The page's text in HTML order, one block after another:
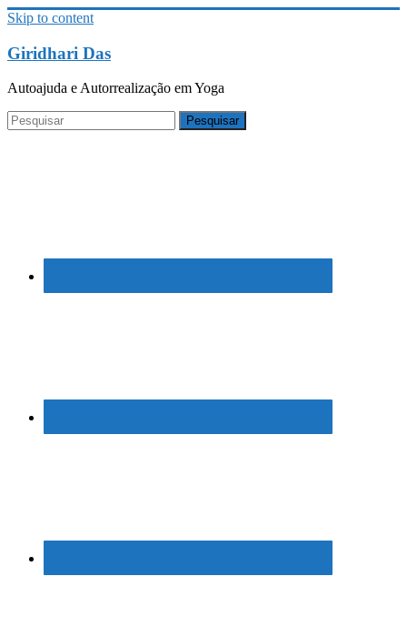
Skip to content
Giridhari Das
Autoajuda e Autorrealização em Yoga